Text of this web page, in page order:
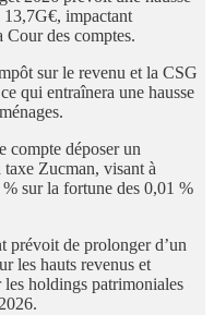
13,7G€, impactant
Cour des comptes.
sur le revenu et la CSG
qui entraînera une hausse
compte déposer un
Zucman, visant à
sur la fortune des 0,01 %
prévoit de prolonger d’un
les hauts revenus et
les holdings patrimoniales